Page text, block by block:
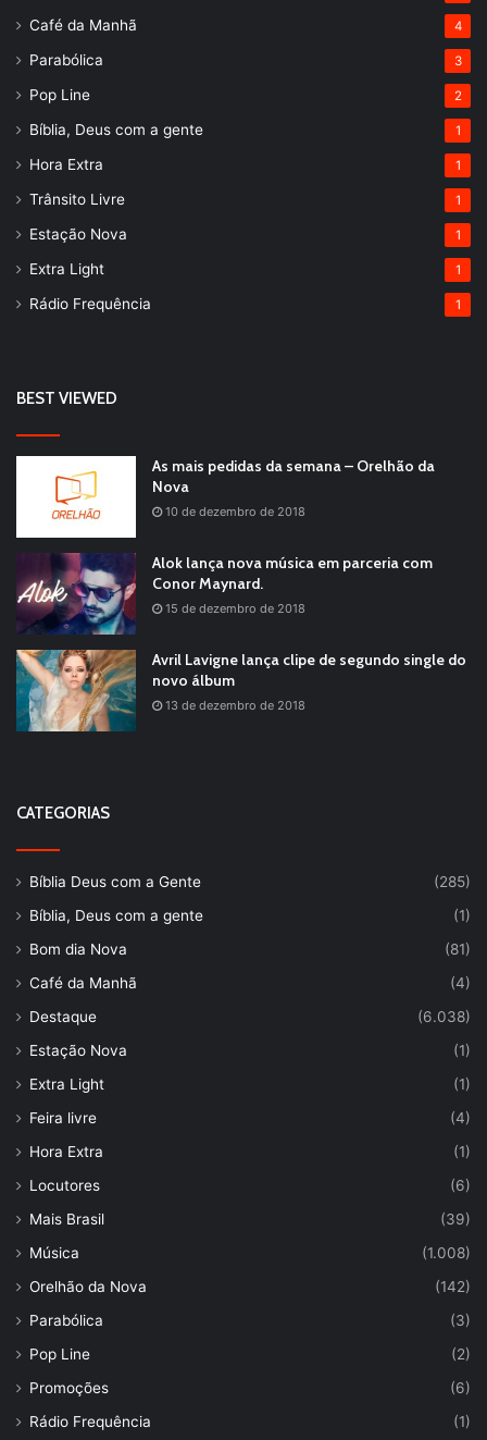
Café da Manhã 4
Parabólica 3
Pop Line 2
Bíblia, Deus com a gente 1
Hora Extra 1
Trânsito Livre 1
Estação Nova 1
Extra Light 1
Rádio Frequência 1
BEST VIEWED
As mais pedidas da semana – Orelhão da
Nova
10 de dezembro de 2018
Alok lança nova música em parceria com
Conor Maynard.
15 de dezembro de 2018
Avril Lavigne lança clipe de segundo single do
novo álbum
13 de dezembro de 2018
CATEGORIAS
Bíblia Deus com a Gente
(285)
Bíblia, Deus com a gente
(1)
Bom dia Nova
(81)
Café da Manhã
(4)
Destaque
(6.038)
Estação Nova
(1)
Extra Light
(1)
Feira livre
(4)
Hora Extra
(1)
Locutores
(6)
Mais Brasil
(39)
Música
(1.008)
Orelhão da Nova
(142)
Parabólica
(3)
Pop Line
(2)
Promoções
(6)
Rádio Frequência
(1)